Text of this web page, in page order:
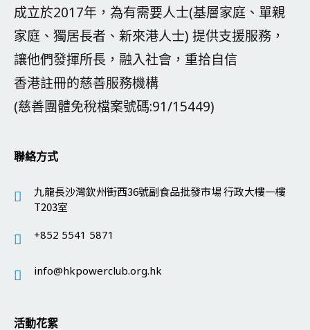
成立於2017年，為有需要人士(基層家庭、單親
家庭、獨居長者、新來港人士) 提供支援服務，
讓他們發揮所長，融入社會，重拾自信
香港註冊的慈善服務機構
(慈善團體免稅檔案號碼:91/15449)
聯絡方式
九龍長沙灣欽州街西36號副食品批發市場 行政大樓一樓
T203室
+852 5541 5871
info@hkpowerclub.org.hk
活動花絮